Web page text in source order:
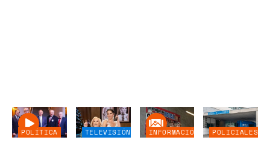
POLÍTICA TELEVISIÓN
INFORMACIÓN
POLICIALES